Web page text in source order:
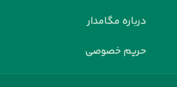
درباره مگامدار
حریم خصوصی